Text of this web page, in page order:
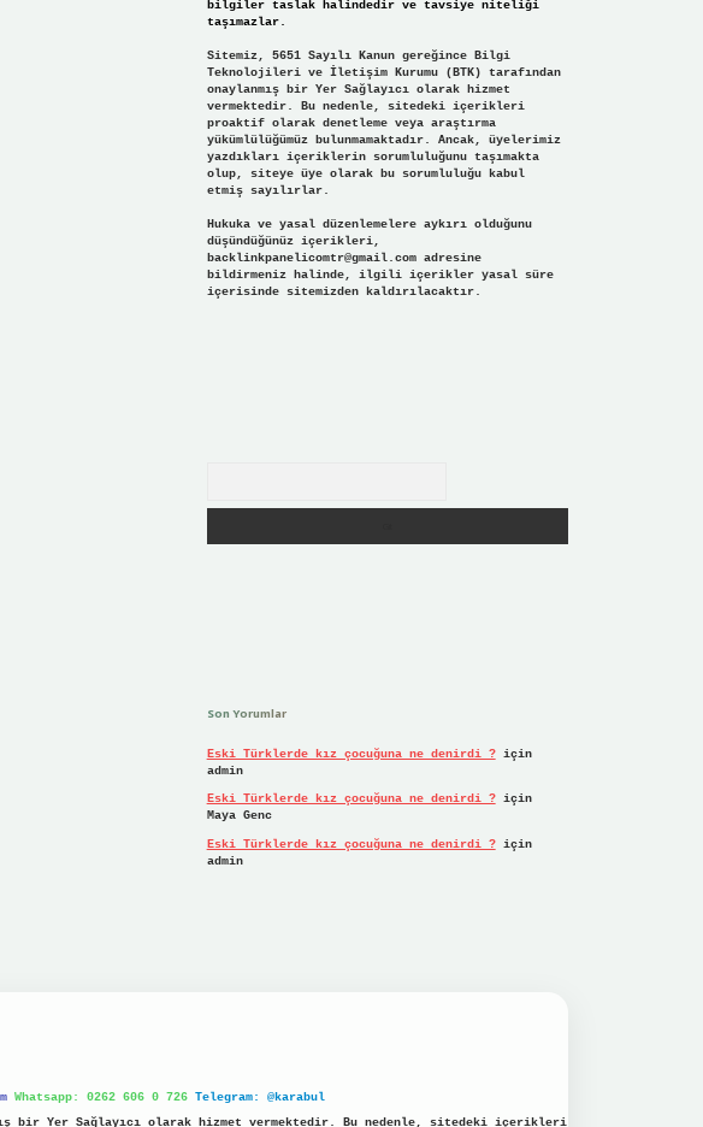
bilgiler taslak halindedir ve tavsiye niteliği
taşımazlar.
Sitemiz, 5651 Sayılı Kanun gereğince Bilgi
Teknolojileri ve İletişim Kurumu (BTK) tarafından
onaylanmış bir Yer Sağlayıcı olarak hizmet
vermektedir. Bu nedenle, sitedeki içerikleri
proaktif olarak denetleme veya araştırma
yükümlülüğümüz bulunmamaktadır. Ancak, üyelerimiz
yazdıkları içeriklerin sorumluluğunu taşımakta
olup, siteye üye olarak bu sorumluluğu kabul
etmiş sayılırlar.
Hukuka ve yasal düzenlemelere aykırı olduğunu
düşündüğünüz içerikleri,
backlinkpanelicomtr@gmail.comadresine
bildirmeniz halinde, ilgili içerikler yasal süre
içerisinde sitemizden kaldırılacaktır.
Son Yorumlar
Eski Türklerde kız çocuğuna ne denirdi ?için
admin
Eski Türklerde kız çocuğuna ne denirdi ?için
Maya Genc
Eski Türklerde kız çocuğuna ne denirdi ?için
admin
Whatsapp: 0262 606 0 726
Telegram: @karabul
bir Yer Sağlayıcı olarak hizmet vermektedir. Bu nedenle, sitedeki içerikleri